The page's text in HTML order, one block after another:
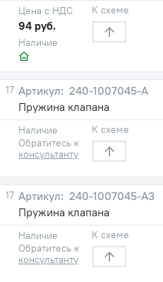
Наличие
Цена с НДС
94 руб.
К схеме
17
240-1007045-А
Пружина клапана
Наличие
Обратитесь к
консультанту
К схеме
17
240-1007045-А3
Пружина клапана
Наличие
Обратитесь к
консультанту
К схеме